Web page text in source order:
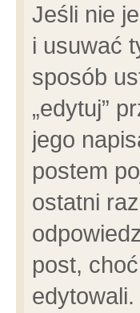
Jeśli nie
i usuwać
sposób
„edytuj”
jego
postem
ostatni
post,